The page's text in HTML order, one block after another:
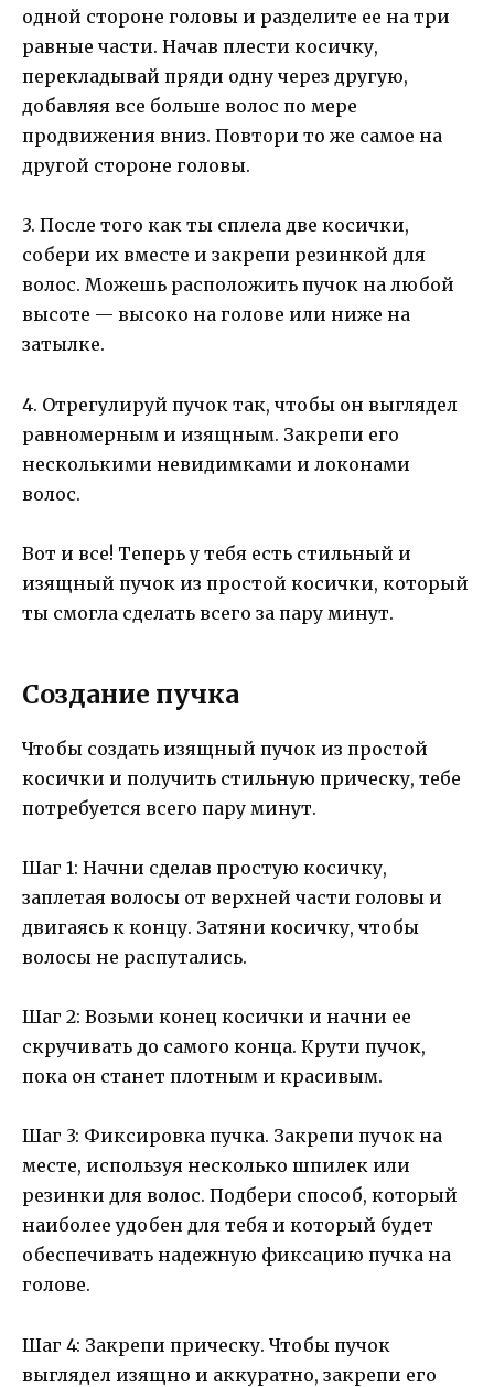
одной стороне головы и разделите ее на три
равные части. Начав плести косичку,
перекладывай пряди одну через другую,
добавляя все больше волос по мере
продвижения вниз. Повтори то же самое на
другой стороне головы.
3. После того как ты сплела две косички,
собери их вместе и закрепи резинкой для
волос. Можешь расположить пучок на любой
высоте — высоко на голове или ниже на
затылке.
4. Отрегулируй пучок так, чтобы он выглядел
равномерным и изящным. Закрепи его
несколькими невидимками и локонами
волос.
Вот и все! Теперь у тебя есть стильный и
изящный пучок из простой косички, который
ты смогла сделать всего за пару минут.
Создание пучка
Чтобы создать изящный пучок из простой
косички и получить стильную прическу, тебе
потребуется всего пару минут.
Шаг 1: Начни сделав простую косичку,
заплетая волосы от верхней части головы и
двигаясь к концу. Затяни косичку, чтобы
волосы не распутались.
Шаг 2: Возьми конец косички и начни ее
скручивать до самого конца. Крути пучок,
пока он станет плотным и красивым.
Шаг 3: Фиксировка пучка. Закрепи пучок на
месте, используя несколько шпилек или
резинки для волос. Подбери способ, который
наиболее удобен для тебя и который будет
обеспечивать надежную фиксацию пучка на
голове.
Шаг 4: Закрепи прическу. Чтобы пучок
выглядел изящно и аккуратно, закрепи его